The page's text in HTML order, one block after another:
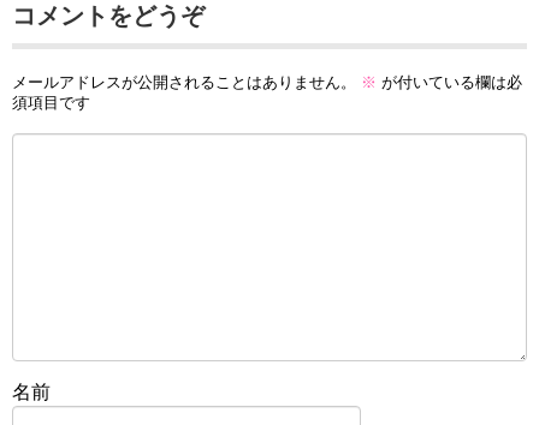
コメントをどうぞ
メールアドレスが公開されることはありません。 ※ が付いている欄は必
須項目です
名前